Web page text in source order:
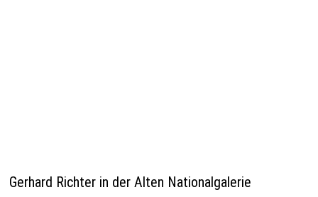
Gerhard Richter in der Alten Nationalgalerie